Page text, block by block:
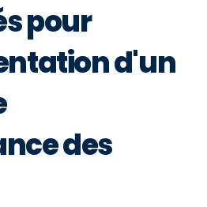
pour
d'un
des